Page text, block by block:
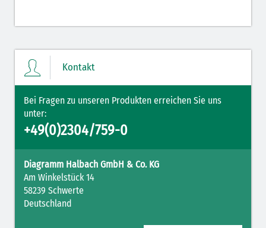
Kontakt
Bei Fragen zu unseren Produkten erreichen Sie uns
unter:
+49(0)2304/759-0
Diagramm Halbach GmbH & Co. KG
Am Winkelstück 14
58239 Schwerte
Deutschland